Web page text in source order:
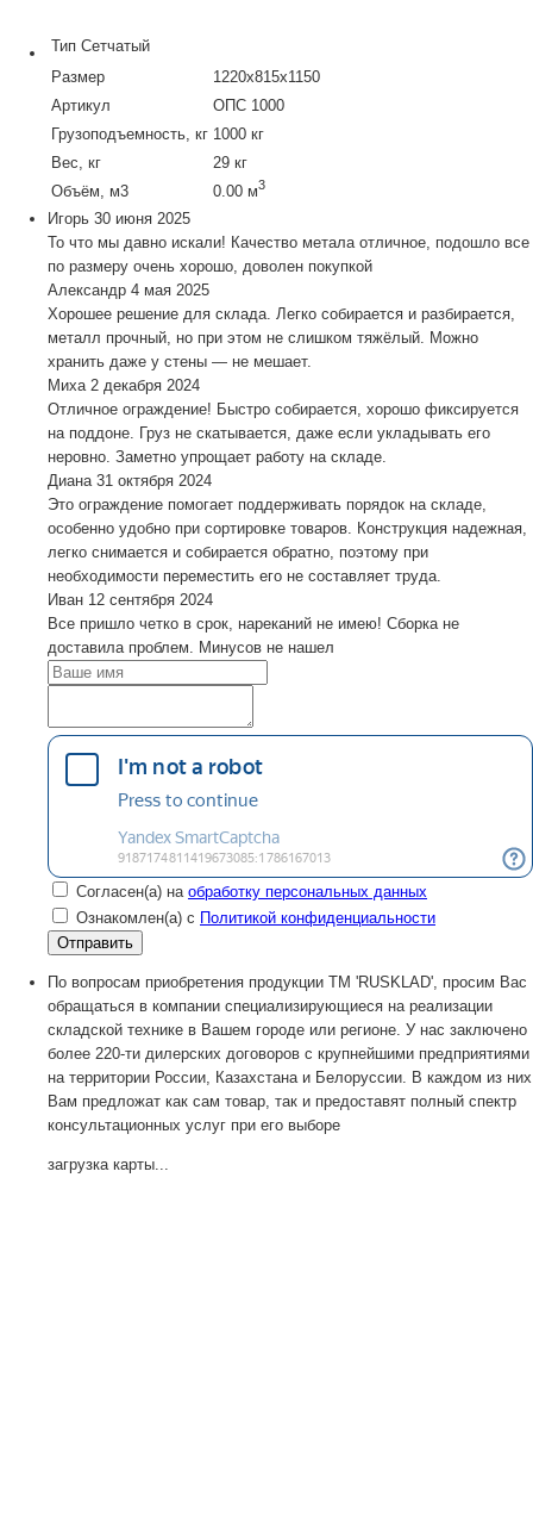
Тип Сетчатый
Размер
1220x815x1150
Артикул
ОПС 1000
Грузоподъемность, кг 1000 кг
Вес, кг
29 кг
Объём, м3
0.00 м3
Игорь 30 июня 2025
То что мы давно искали! Качество метала отличное, подошло все
по размеру очень хорошо, доволен покупкой
Александр 4 мая 2025
Хорошее решение для склада. Легко собирается и разбирается,
металл прочный, но при этом не слишком тяжёлый. Можно
хранить даже у стены — не мешает.
Миха 2 декабря 2024
Отличное ограждение! Быстро собирается, хорошо фиксируется
на поддоне. Груз не скатывается, даже если укладывать его
неровно. Заметно упрощает работу на складе.
Диана 31 октября 2024
Это ограждение помогает поддерживать порядок на складе,
особенно удобно при сортировке товаров. Конструкция надежная,
легко снимается и собирается обратно, поэтому при
необходимости переместить его не составляет труда.
Иван 12 сентября 2024
Все пришло четко в срок, нареканий не имею! Сборка не
доставила проблем. Минусов не нашел
Согласен(а) на обработку персональных данных
Ознакомлен(а) с Политикой конфиденциальности
По вопросам приобретения продукции TM 'RUSKLAD', просим Вас
обращаться в компании специализирующиеся на реализации
складской технике в Вашем городе или регионе. У нас заключено
более 220-ти дилерских договоров с крупнейшими предприятиями
на территории России, Казахстана и Белоруссии. В каждом из них
Вам предложат как сам товар, так и предоставят полный спектр
консультационных услуг при его выборе
загрузка карты...